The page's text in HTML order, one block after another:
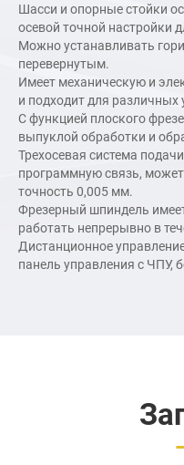
Шасси и опорные стойки
осевой точной настройки
Можно устанавливать
перевернутым.
Имеет механическую и
и подходит для различных
С функцией плоского
выпуклой обработки и
Трехосевая система
программную связь,
точность 0,005 мм.
Фрезерный шпиндель
работать непрерывно в
Дистанционное
панель управления с ЧПУ,